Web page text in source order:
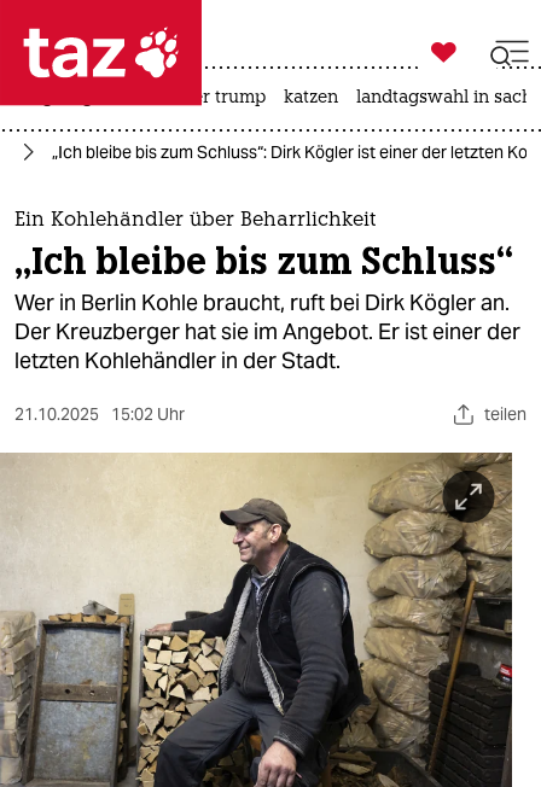
 taz zahl ich
taz zahl ich
themen
politik
öko
wahrheit
verlag
verlag

taz zahl ich
usa unter trump katzen landtagswahl in
„Ich bleibe bis zum Schluss“: Dirk Kögler ist einer der letzten
Ein Kohlehändler über Beharrlichkeit
„Ich bleibe bis zum Schluss“
Wer in Berlin Kohle braucht, ruft bei Dirk Kögler an.
Der Kreuzberger hat sie im Angebot. Er ist einer der
letzten Kohlehändler in der Stadt.
21.10.2025 15:02 Uhr teilen